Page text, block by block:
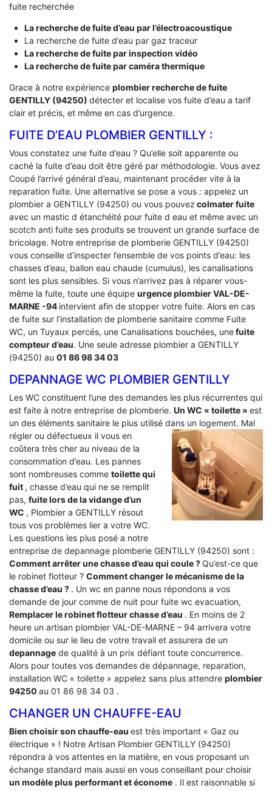
fuite recherchée
La recherche de fuite d’eau par l’électroacoustique
La recherche de fuite d’eau par gaz traceur
La recherche de fuite par inspection vidéo
La recherche de fuite par caméra thermique
Grace à notre expérience plombier recherche de fuite
GENTILLY (94250) détecter et localise vos fuite d’eau a tarif
clair et précis, et même en cas d’urgence.
FUITE D’EAU PLOMBIER GENTILLY :
Vous constatez une fuite d’eau ? Qu’elle soit apparente ou
caché la fuite d’eau doit être géré par méthodologie. Vous avez
Coupé l’arrivé général d’eau, maintenant procéder vite à la
reparation fuite. Une alternative se pose a vous : appelez un
plombier a GENTILLY (94250) ou vous pouvez colmater fuite
avec un mastic d étanchéité pour fuite d eau et même avec un
scotch anti fuite ses produits se trouvent un grande surface de
bricolage. Notre entreprise de plomberie GENTILLY (94250)
vous conseille d’inspecter l’ensemble de vos points d’eau: les
chasses d’eau, ballon eau chaude (cumulus), les canalisations
sont les plus sensibles. Si vous n’arrivez pas à réparer vous-
même la fuite, toute une équipe urgence plombier VAL-DE-
MARNE -94 intervient afin de stopper votre fuite. Alors en cas
de fuite sur l’installation de plomberie sanitaire comme Fuite
WC, un Tuyaux percés, une Canalisations bouchées, unefuite
compteur d’eau. Une seule adresse plombier a GENTILLY
(94250) au 01 86 98 34 03
DEPANNAGE WC PLOMBIER GENTILLY
Les WC constituent l’une des demandes les plus récurrentes qui
est faite à notre entreprise de plomberie. Un WC « toilette » est
un des éléments sanitaire le plus utilisé dans un logement. Mal
régler ou défectueux il vous en
coûtera très cher au niveau de la
consommation d’eau. Les pannes
sont nombreuses comme toilette qui
fuit , chasse d’eau qui ne se remplit
pas, fuite lors de la vidange d’un
WC , Plombier a GENTILLY résout
tous vos problèmes lier a votre WC.
Les questions les plus posé a notre
entreprise de depannage plomberie GENTILLY (94250) sont :
Comment arrêter une chasse d’eau qui coule ?Qu’est-ce que
le robinet flotteur ? Comment changer le mécanisme de la
chasse d’eau ? . Un wc en panne nous répondons a vos
demande de jour comme de nuit pour fuite wc evacuation,
Remplacer le robinet flotteur chasse d’eau . En moins de 2
heure un artisan plombier VAL-DE-MARNE – 94 arrivera votre
domicile ou sur le lieu de votre travail et assurera de un
depannage de qualité à un prix défiant toute concurrence.
Alors pour toutes vos demandes de dépannage, reparation,
installation WC « toilette » appelez sans plus attendre plombier
94250 au 01 86 98 34 03 .
CHANGER UN CHAUFFE-EAU
Bien choisir son chauffe-eau est très important « Gaz ou
électrique » ! Notre Artisan Plombier GENTILLY (94250)
répondra à vos attentes en la matière, en vous proposant un
échange standard mais aussi en vous conseillant pour choisir
un modèle plus performant et économe . Il est raisonnable si